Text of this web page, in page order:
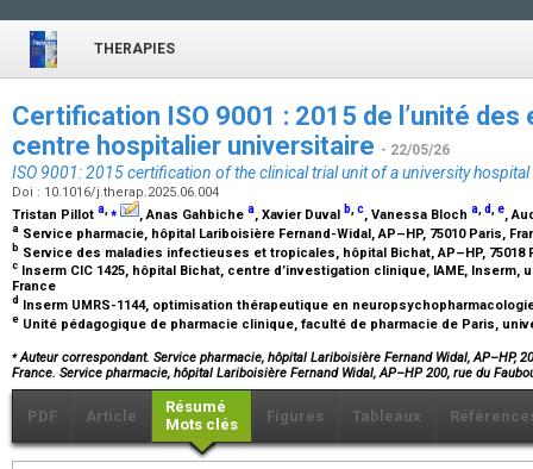
THERAPIES
Certification ISO 9001 : 2015 de l’unité des
centre hospitalier universitaire - 22/05/26
ISO 9001: 2015 certification of the clinical trial unit of a university
Doi : 10.1016/j.therap.2025.06.004
Tristan Pillot a,⁎ , Anas Gahbiche a, Xavier Duval b,c, Vanessa Bloch a,d,e,
a Service pharmacie, hôpital Lariboisière Fernand-Widal, AP–HP, 75010 Paris,
b Service des maladies infectieuses et tropicales, hôpital Bichat, AP–HP, 75018
c Inserm CIC 1425, hôpital Bichat, centre d’investigation clinique, IAME, Inserm,
France
d Inserm UMRS-1144, optimisation thérapeutique en
e Unité pédagogique de pharmacie clinique, faculté de pharmacie de Paris,
⁎Auteur correspondant. Service pharmacie, hôpital Lariboisière Fernand Widal, AP–HP,
France. Service pharmacie, hôpital Lariboisière Fernand Widal, AP–HP 200, rue du
PDF Article
Résumé
Mots clés
Figures Tableaux